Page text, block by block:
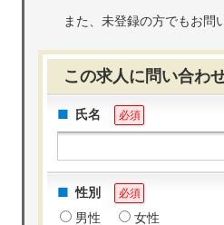
また、未登録の方でもお問
この求人に問い合わ
氏名 必須
性別 必須
男性 女性